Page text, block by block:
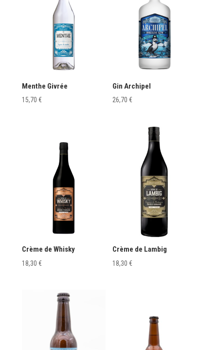
Menthe Givrée
15,70 €
Gin Archipel
26,70€
Crème de Whisky
18,30 €
Crème de Lambig
18,30€